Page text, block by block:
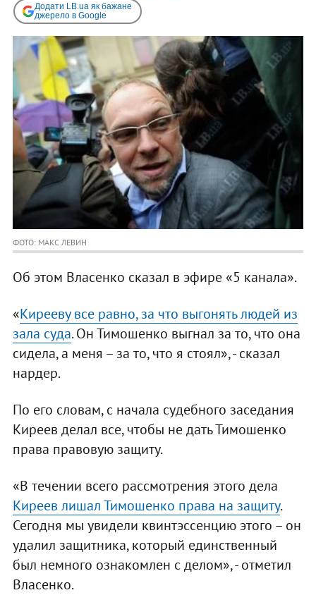
Додати LB.ua як бажане
джерело в Google
ФОТО: МАКС ЛЕВИН
Об этом Власенко сказал в эфире «5 канала».
«Кирееву все равно, за что выгонять людей из
зала суда. Он Тимошенко выгнал за то, что она
сидела, а меня – за то, что я стоял», - сказал
нардер.
По его словам, с начала судебного заседания
Киреев делал все, чтобы не дать Тимошенко
права правовую защиту.
«В течении всего рассмотрения этого дела
Киреев лишал Тимошенко права на защиту.
Сегодня мы увидели квинтэссенцию этого – он
удалил защитника, который единственный
был немного ознакомлен с делом», - отметил
Власенко.